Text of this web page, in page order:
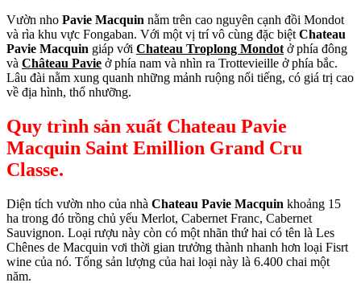
Vườn nho Pavie Macquin nằm trên cao nguyên cạnh đồi Mondot
và rìa khu vực Fongaban. Với một vị trí vô cùng đặc biệt Chateau
Pavie Macquin giáp với Chateau Troplong Mondot ở phía đông
và Château Pavie ở phía nam và nhìn ra Trottevieille ở phía bắc.
Lâu đài nằm xung quanh những mảnh ruộng nổi tiếng, có giá trị cao
về địa hình, thổ nhưỡng.
Quy trình sản xuất Chateau Pavie
Macquin Saint Emillion Grand Cru
Classe.
Diện tích vườn nho của nhà Chateau Pavie Macquin khoảng 15
ha trong đó trồng chủ yếu Merlot, Cabernet Franc, Cabernet
Sauvignon. Loại rượu này còn có một nhãn thứ hai có tên là Les
Chênes de Macquin vơi thời gian trưởng thành nhanh hơn loại Fisrt
wine của nó. Tổng sản lượng của hai loại này là 6.400 chai một
năm.